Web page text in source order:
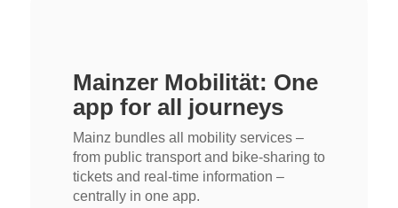
Mainzer Mobilität: One
app for all journeys
Mainz bundles all mobility services –
from public transport and bike-sharing to
tickets and real-time information –
centrally in one app.